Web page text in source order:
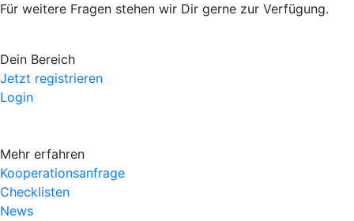
Für weitere Fragen stehen wir Dir gerne zur Verfügung.
Dein Bereich
Jetzt registrieren
Login
Mehr erfahren
Kooperationsanfrage
Checklisten
News